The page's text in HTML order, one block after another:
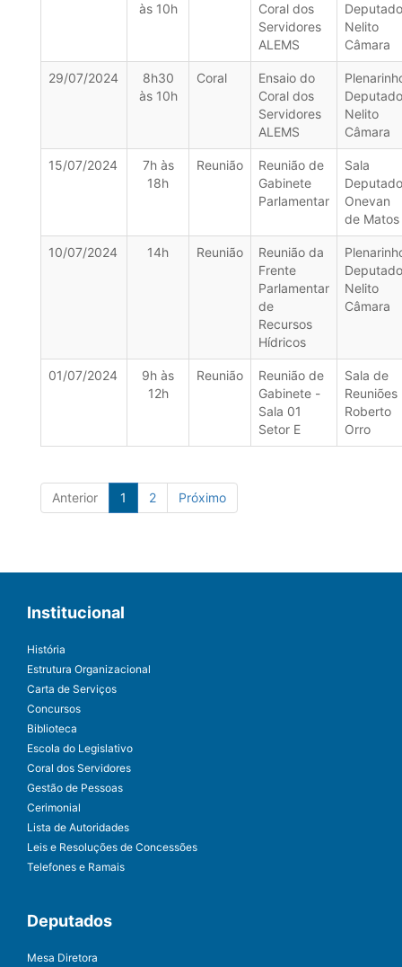
às 10h
Coral dos
Servidores
ALEMS
Deputado
Nelito
Câmara
29/07/2024
8h30
às 10h
Coral
Ensaio do
Coral dos
Servidores
ALEMS
Deputado
Nelito
Câmara
15/07/2024
7h às
18h
Reunião
Reunião de
Gabinete
Parlamentar
Sala
Deputado
Onevan
de Matos
10/07/2024 14h Reunião
Reunião da
Frente
Parlamentar
de
Recursos
Hídricos
Deputado
Nelito
Câmara
01/07/2024
9h às
12h
Reunião
Reunião de
Gabinete -
Sala 01
Setor E
Sala de
Reuniões
Roberto
Orro
Anterior 1 2 Próximo
Institucional
História
Estrutura Organizacional
Carta de Serviços
Concursos
Biblioteca
Escola do Legislativo
Coral dos Servidores
Gestão de Pessoas
Cerimonial
Lista de Autoridades
Leis e Resoluções de Concessões
Telefones e Ramais
Deputados
Mesa Diretora